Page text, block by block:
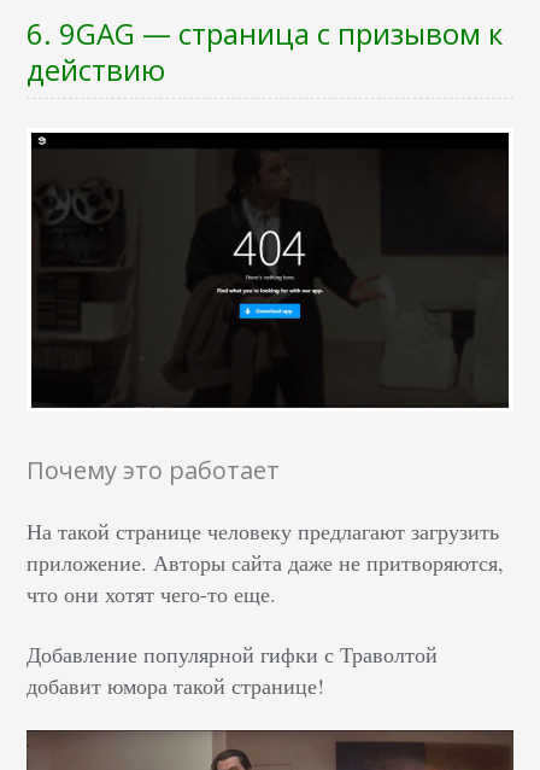
6. 9GAG — страница с призывом к
действию
Почему это работает
На такой странице человеку предлагают загрузить
приложение. Авторы сайта даже не притворяются,
что они хотят чего-то еще.
Добавление популярной гифки с Траволтой
добавит юмора такой странице!